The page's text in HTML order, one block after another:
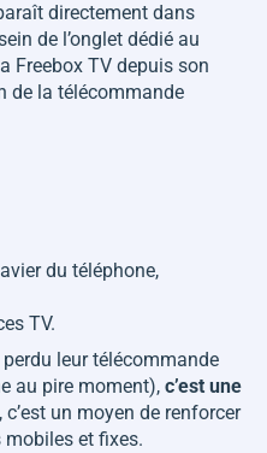
directement dans
de l’onglet dédié au
Freebox TV depuis son
de la télécommande
du téléphone,
TV.
leur télécommande
au pire moment), c’est une
c’est un moyen de renforcer
mobiles et fixes.